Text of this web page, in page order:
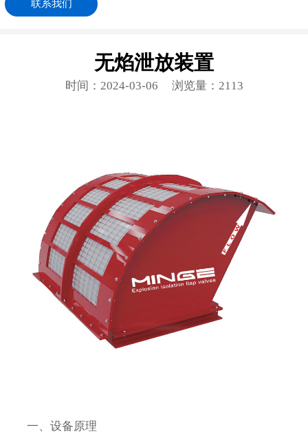
联系我们
无焰泄放装置
时间：2024-03-06 浏览量：2113
一、设备原理